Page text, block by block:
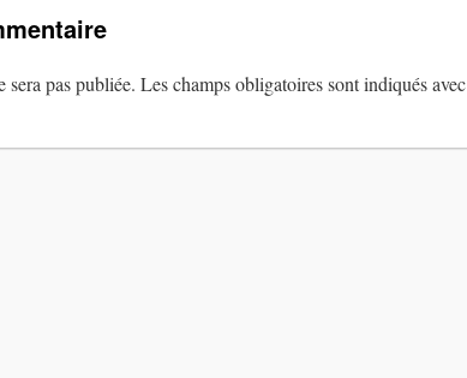
sera pas publiée. Les champs obligatoires sont indiqués avec